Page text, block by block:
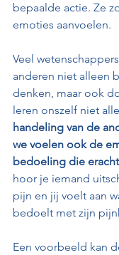
bepaalde actie. Ze
emoties aanvoelen.
Veel
anderen niet alleen
denken, maar ook
leren onszelf niet
handeling van de
we voelen ook de
bedoeling die
hoor je iemand
pijn en jij voelt aan
bedoelt met zijn
Een voorbeeld kan